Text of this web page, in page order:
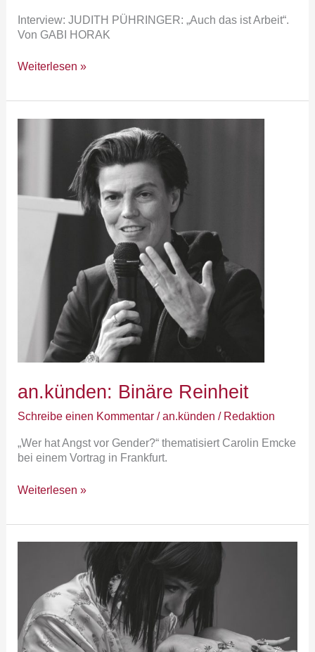
Interview: JUDITH PÜHRINGER: „Auch das ist Arbeit“.
Von GABI HORAK
Weiterlesen »
an.künden: Binäre Reinheit
Schreibe einen Kommentar /an.künden / Redaktion
„Wer hat Angst vor Gender?“ thematisiert Carolin Emcke
bei einem Vortrag in Frankfurt.
Binäre
Weiterlesen »